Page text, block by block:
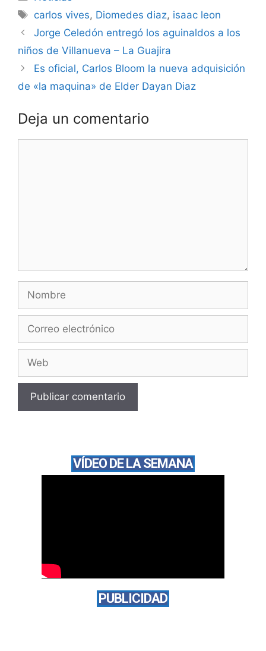
carlos vives, Diomedes diaz, isaac leon
Jorge Celedón entregó los aguinaldos a los
niños de Villanueva – La Guajira
Es oficial, Carlos Bloom la nueva adquisición
de «la maquina» de Elder Dayan Diaz
Deja un comentario
VÍDEO DE LA SEMANA
PUBLICIDAD